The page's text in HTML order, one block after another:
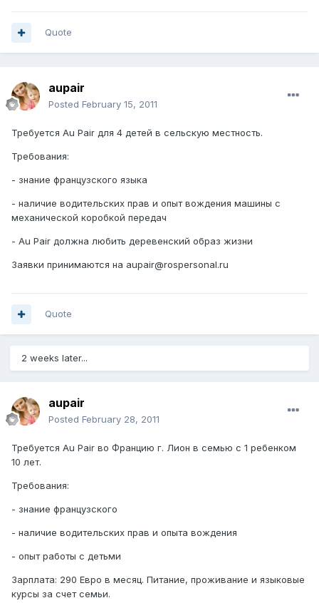
Quote
aupair
Posted February 15, 2011
Требуется Au Pair для 4 детей в сельскую местность.
Требования:
- знание французского языка
- наличие водительских прав и опыт вождения машины c
механической коробкой передач
- Au Pair должна любить деревенский образ жизни
Заявки принимаются на aupair@rospersonal.ru
Quote
2 weeks later...
aupair
Posted February 28, 2011
Требуется Au Pair во Францию г. Лион в семью с 1 ребенком
10 лет.
Требования:
- знание французского
- наличие водительских прав и опыта вождения
- опыт работы с детьми
Зарплата: 290 Евро в месяц. Питание, проживание и языковые
курсы за счет семьи.